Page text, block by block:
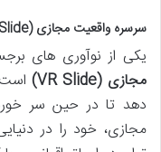
سرسره واقعیت مجازی (VR Slide)
یکی از نوآوری های
مجازی (VR Slide)
دهد تا در حین سر
مجازی، خود را در